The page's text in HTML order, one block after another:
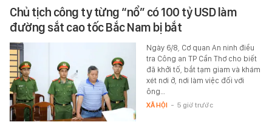
Chủ tịch công ty từng “nổ” có 100 tỷ USD làm
đường sắt cao tốc Bắc Nam bị bắt
Ngày 6/8, Cơ quan An ninh điều
tra Công an TP Cần Thơ cho biết
đã khởi tố, bắt tạm giam và khám
xét nơi ở, nơi làm việc đối với
ông…
XÃ HỘI - 5 giờ trước